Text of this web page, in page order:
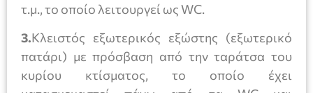
τ.μ., το οποίο λειτουργεί ως WC.
3.Κλειστός εξωτερικός εξώστης (εξωτερικό
πατάρι) με πρόσβαση από την ταράτσα του
κυρίου κτίσματος, το οποίο έχει